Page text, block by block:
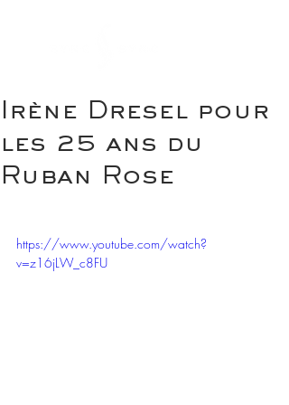
Irène Dresel pour
les 25 ans du
Ruban Rose
https://www.youtube.com/watch?
v=z16jLW_c8FU